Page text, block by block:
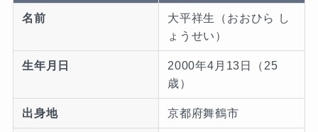
名前
大平祥生（おおひら し
ょうせい）
生年月日
2000年4月13日（25
歳）
出身地 京都府舞鶴市